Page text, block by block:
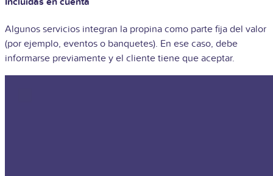
Algunos servicios integran la propina como parte fija del valor
(por ejemplo, eventos o banquetes). En ese caso, debe
informarse previamente y el cliente tiene que aceptar.